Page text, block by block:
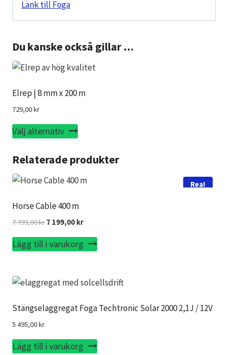
Länk till Foga
Du kanske också gillar …
Elrep | 8 mm x 200 m
729,00kr
Välj alternativ
Den
produkten
flera
De
olika
alternativen
kan
på
Relaterade produkter
Rea!
Horse Cable 400 m
7 799,00kr Det
priset
799,00 kr.
7 199,00 krDet
priset
199,00 kr.
Lägg till i varukorg
Stängselaggregat Foga Techtronic Solar 2000 2,1J / 12V
5 495,00kr
Lägg till i varukorg